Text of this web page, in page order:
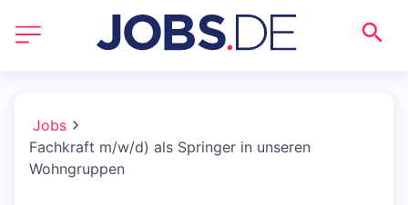
Jobs
Fachkraft m/w/d) als Springer in unseren
Wohngruppen